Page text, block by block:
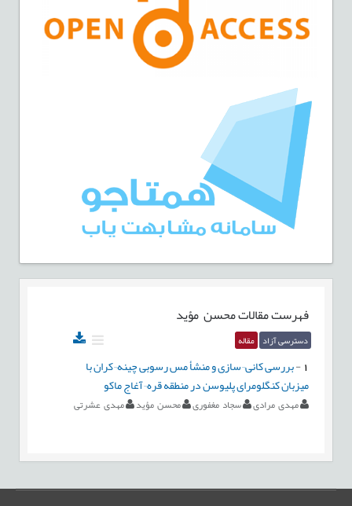
فهرست مقالاتمحسن مؤید
دسترسی آزاد مقاله
-بررسی کانی¬سازی و منشأ مس رسوبی چینه¬کران با
میزبان کنگلومرای پلیوسن در منطقه قره¬آغاج ماکو
مهدی مرادی سجاد مغفوری محسن مؤید مهدی عشرتی